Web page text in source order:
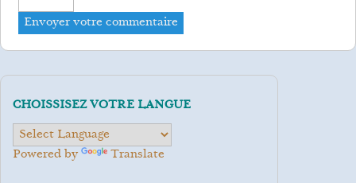
CHOISSISEZ VOTRE LANGUE
Powered by Translate